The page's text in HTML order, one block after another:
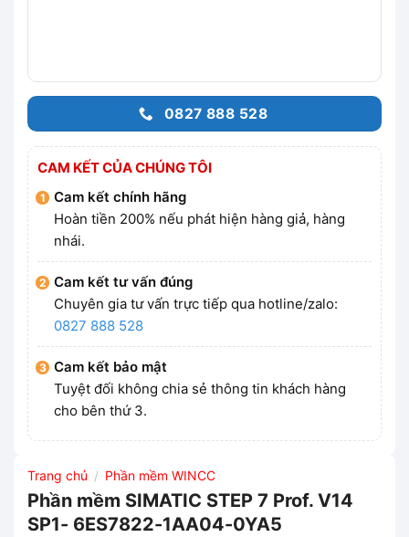
0827 888 528
CAM KẾT CỦA CHÚNG TÔI
Cam kết chính hãng
Hoàn tiền 200% nếu phát hiện hàng giả, hàng
nhái.
Cam kết tư vấn đúng
Chuyên gia tư vấn trực tiếp qua hotline/zalo:
0827 888 528
Cam kết bảo mật
Tuyệt đối không chia sẻ thông tin khách hàng
cho bên thứ 3.
Trang chủ / Phần mềm WINCC
Phần mềm SIMATIC STEP 7 Prof. V14
SP1- 6ES7822-1AA04-0YA5